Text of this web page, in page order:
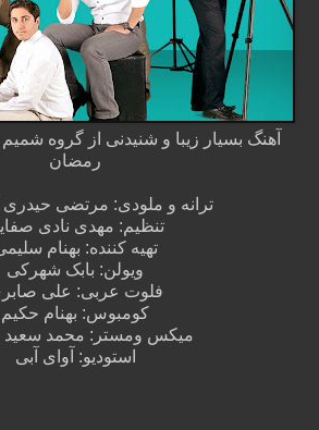
آهنگ بسیار زیبا و شنیدنی از گروه
رمضان
ترانه و ملودی: مرتضی حیدری
تنظیم: مهدی نادی
تهیه کننده: بهنام
ویولن: بابک شهرکی
فلوت عربی: علی
کومبوس: بهنام حکیم
میکس ومستر: محمد سعید
استودیو: آوای آبی